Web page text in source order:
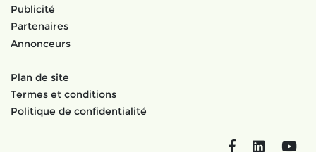
Publicité
Partenaires
Annonceurs
Plan de site
Termes et conditions
Politique de confidentialité
FacebookLinkedIn